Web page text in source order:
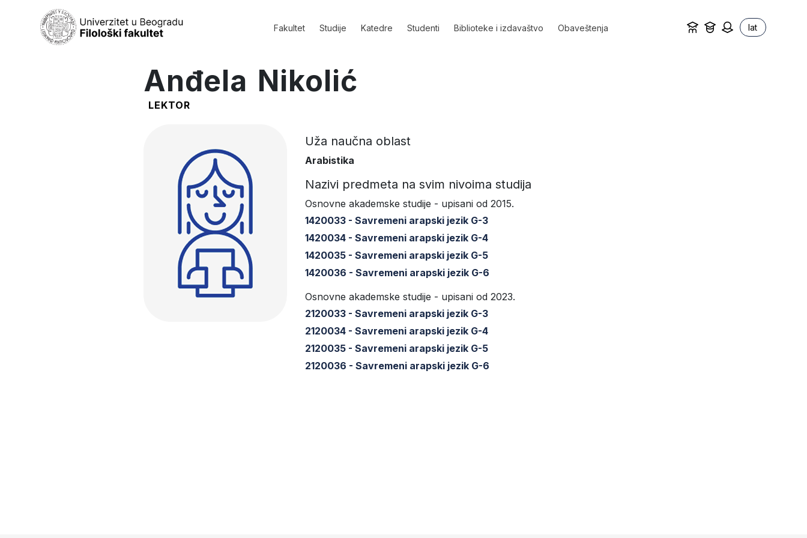
Fakultet Studije Katedre Studenti Biblioteke i izdavaštvo Obaveštenja lat
Anđela Nikolić
LEKTOR
Uža naučna oblast
Arabistika
Nazivi predmeta na svim nivoima studija
Osnovne akademske studije - upisani od 2015.
1420033 - Savremeni arapski jezik G-3
1420034 - Savremeni arapski jezik G-4
1420035 - Savremeni arapski jezik G-5
1420036 - Savremeni arapski jezik G-6
Osnovne akademske studije - upisani od 2023.
2120033 - Savremeni arapski jezik G-3
2120034 - Savremeni arapski jezik G-4
2120035 - Savremeni arapski jezik G-5
2120036 - Savremeni arapski jezik G-6